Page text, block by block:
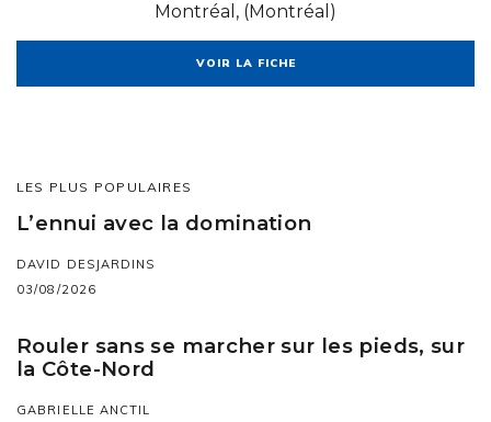
Montréal, (Montréal)
VOIR LA FICHE
LES PLUS POPULAIRES
L’ennui avec la domination
DAVID DESJARDINS
03/08/2026
Rouler sans se marcher sur les pieds, sur
la Côte-Nord
GABRIELLE ANCTIL